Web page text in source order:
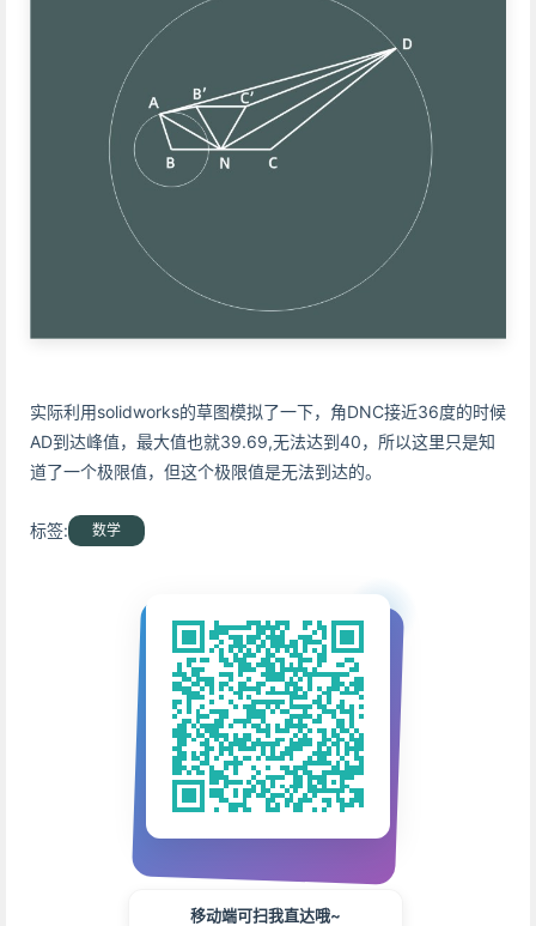
实际利用solidworks的草图模拟了一下，角DNC接近36度的时候
AD到达峰值，最大值也就39.69,无法达到40，所以这里只是知
道了一个极限值，但这个极限值是无法到达的。
标签: 数学
移动端可扫我直达哦~